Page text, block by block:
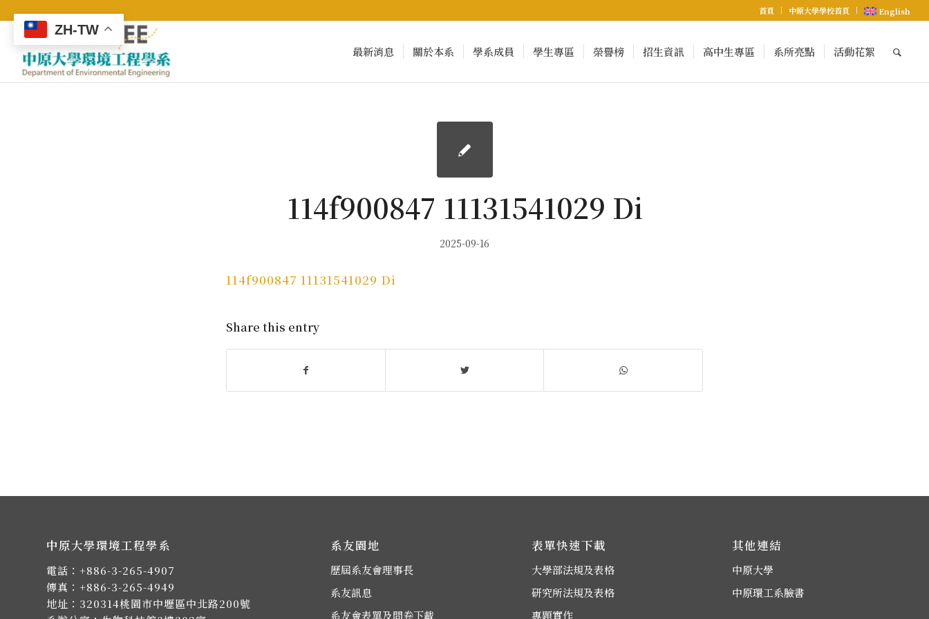
首頁 中原大學學校首頁 English
最新消息 關於本系 學系成員 學生專區 榮譽榜 招生資訊 高中生專區 系所亮點 活動花絮
114f900847 11131541029 Di
2025-09-16
114f900847 11131541029 Di
Share this entry
中原大學環境工程學系
電話： +886-3-265-4907
傳真：+886-3-265-4949
地址： 320314桃園市中壢區中北路200號
系友園地
歷屆系友會理事長
系友訊息
系友會表單及問卷下載
表單快速下載
大學部法規及表格
研究所法規及表格
專題實作
其他連結
中原大學
中原環工系臉書
ZH-TW